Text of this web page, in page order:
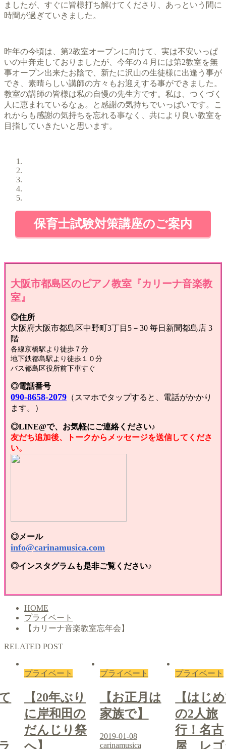
ましたが、すぐに皆様打ち解けてくださり、あっという間に
時間が過ぎていきました。
昨年の今頃は、第2教室オープンに向けて、実は不安いっぱ
いの中奔走しておりましたが、今年の４月には第2教室を無
事オープン出来たお陰で、新たに沢山の生徒様に出逢う事が
でき、素晴らしい講師の方々もお迎えする事ができました。
教室の講師の皆様は私の自慢の先生方です。私は、つくづく
人に恵まれているなぁ。と感謝の気持ちでいっぱいです。こ
れからも感謝の気持ちを忘れる事なく、共により良い教室を
目指していきたいと思います。
保育士試験対策講座のご案内
大阪市都島区のピアノ教室『カリーナ音楽教
室』
◎住所
大阪府大阪市都島区中野町3丁目5－30 毎日新聞都島店 3
階
各線京橋駅より徒歩７分
地下鉄都島駅より徒歩１０分
バス都島区役所前下車すぐ
◎電話番号
090-8658-2079 （スマホでタップすると、電話がかかり
ます。）
◎LINE@で、お気軽にご連絡ください♪
友だち追加後、トークからメッセージを送信してくださ
い。
◎メール
info@carinamusica.com
◎インスタグラムも是非ご覧ください♪
HOME
プライベート
【カリーナ音楽教室忘年会】
RELATED POST
プライベート
【20年ぶり
に岸和田の
だんじり祭
へ】
プライベート
【お正月は
家族で】
2019-01-08
carinamusica
プライベート
【はじ
の2人旅
行！名古
屋 レゴ